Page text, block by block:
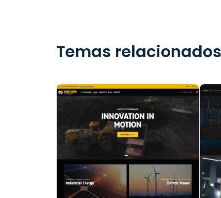
Temas relacionados